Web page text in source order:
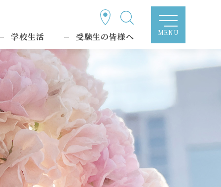
学校生活 受験生の皆様へ MENU